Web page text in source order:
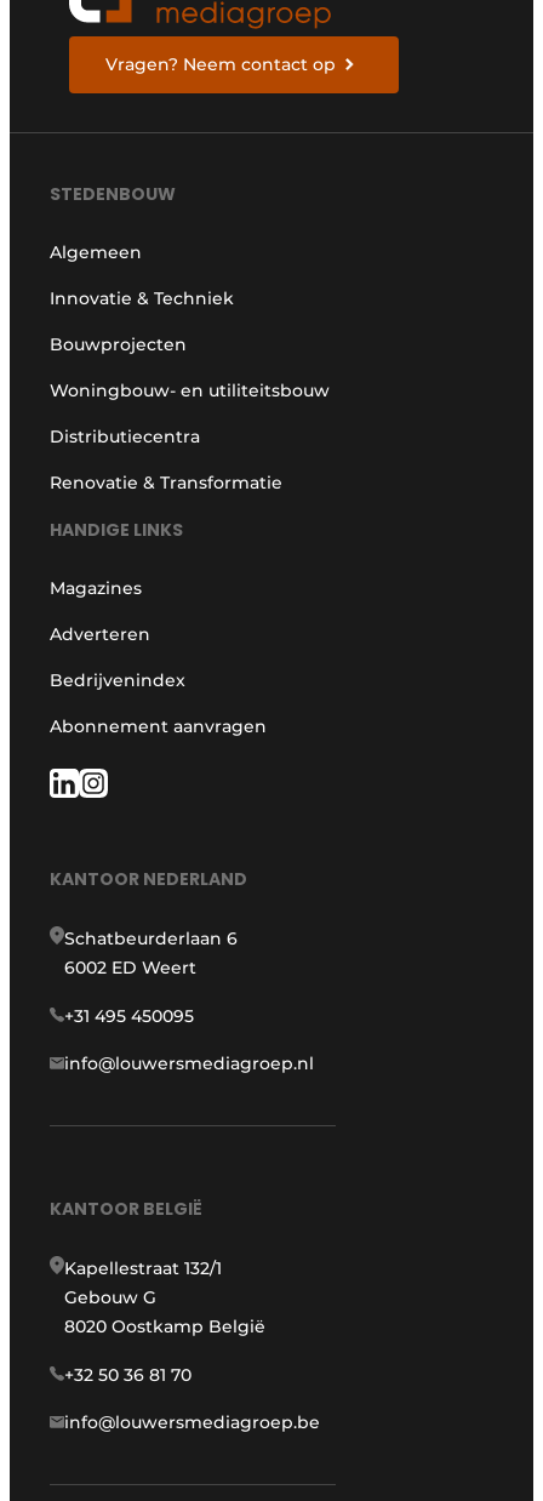
Vragen? Neem contact op
STEDENBOUW
Algemeen
Innovatie & Techniek
Bouwprojecten
Woningbouw- en utiliteitsbouw
Distributiecentra
Renovatie & Transformatie
HANDIGE LINKS
Magazines
Adverteren
Bedrijvenindex
Abonnement aanvragen
KANTOOR NEDERLAND
Schatbeurderlaan 6
6002 ED Weert
+31 495 450095
info@louwersmediagroep.nl
KANTOOR BELGIË
Kapellestraat 132/1
Gebouw G
8020 Oostkamp België
+32 50 36 81 70
info@louwersmediagroep.be